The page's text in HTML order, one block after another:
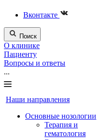
Вконтакте
Поиск
О клинике
Пациенту
Вопросы и ответы
...
Наши направления
Основные нозологии
Терапия и
гематология